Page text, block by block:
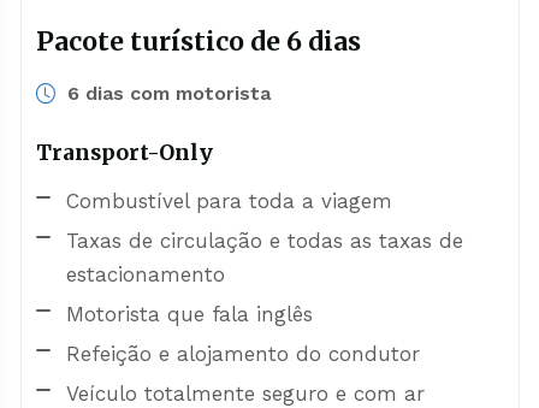
Pacote turístico de 6 dias
6 dias com motorista
Transport-Only
Combustível para toda a viagem
Taxas de circulação e todas as taxas de
estacionamento
Motorista que fala inglês
Refeição e alojamento do condutor
Veículo totalmente seguro e com ar